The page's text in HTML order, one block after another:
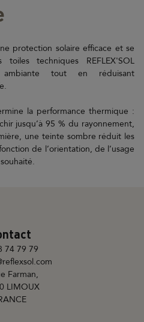
protection solaire efficace et se
techniques REFLEX'SOL
tout en réduisant
la performance thermique :
jusqu’à 95 % du rayonnement,
une teinte sombre réduit les
de l’orientation, de l’usage
74 79 79
Farman,
LIMOUX